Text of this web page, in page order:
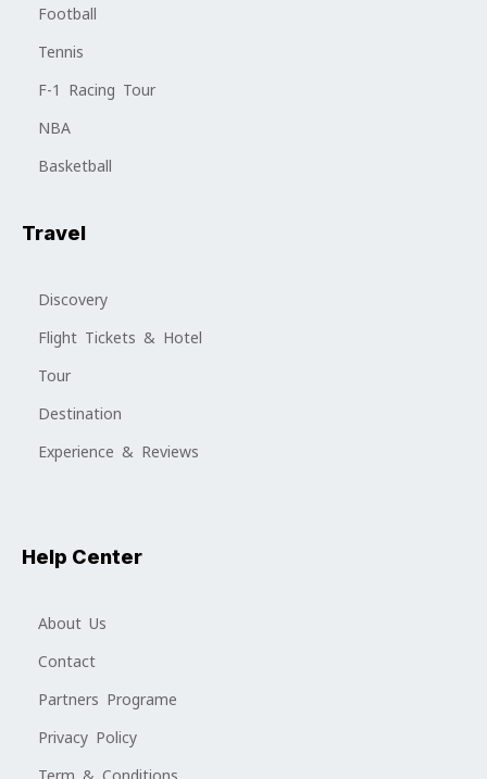
Football
Tennis
F-1 Racing Tour
NBA
Basketball
Travel
Discovery
Flight Tickets & Hotel
Tour
Destination
Experience & Reviews
Help Center
About Us
Contact
Partners Programe
Privacy Policy